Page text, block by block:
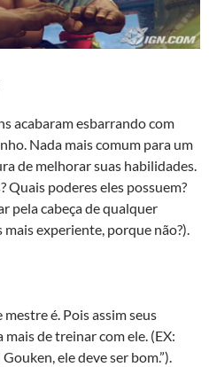
acabaram esbarrando com
Nada mais comum para um
de melhorar suas habilidades.
Quais poderes eles possuem?
pela cabeça de qualquer
experiente, porque não?).
é. Pois assim seus
de treinar com ele. (EX:
ele deve ser bom.”).